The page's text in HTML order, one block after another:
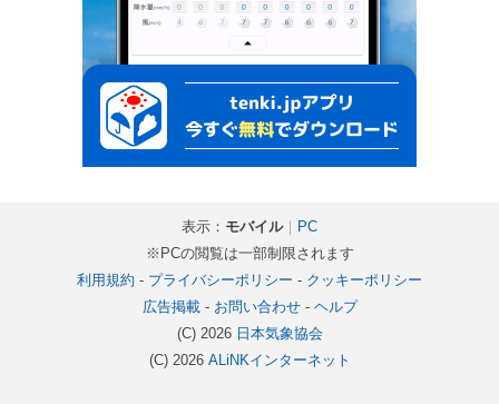
表示： モバイル｜ PC
※PCの閲覧は一部制限されます
利用規約 - プライバシーポリシー - クッキーポリシー
広告掲載- お問い合わせ- ヘルプ
(C) 2026 日本気象協会
(C) 2026 ALiNKインターネット